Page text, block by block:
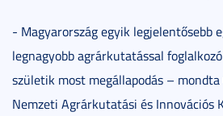
- Magyarország egyik legjelentősebb
legnagyobb agrárkutatással
születik most megállapodás – mondta
Nemzeti Agrárkutatási és Innovációs